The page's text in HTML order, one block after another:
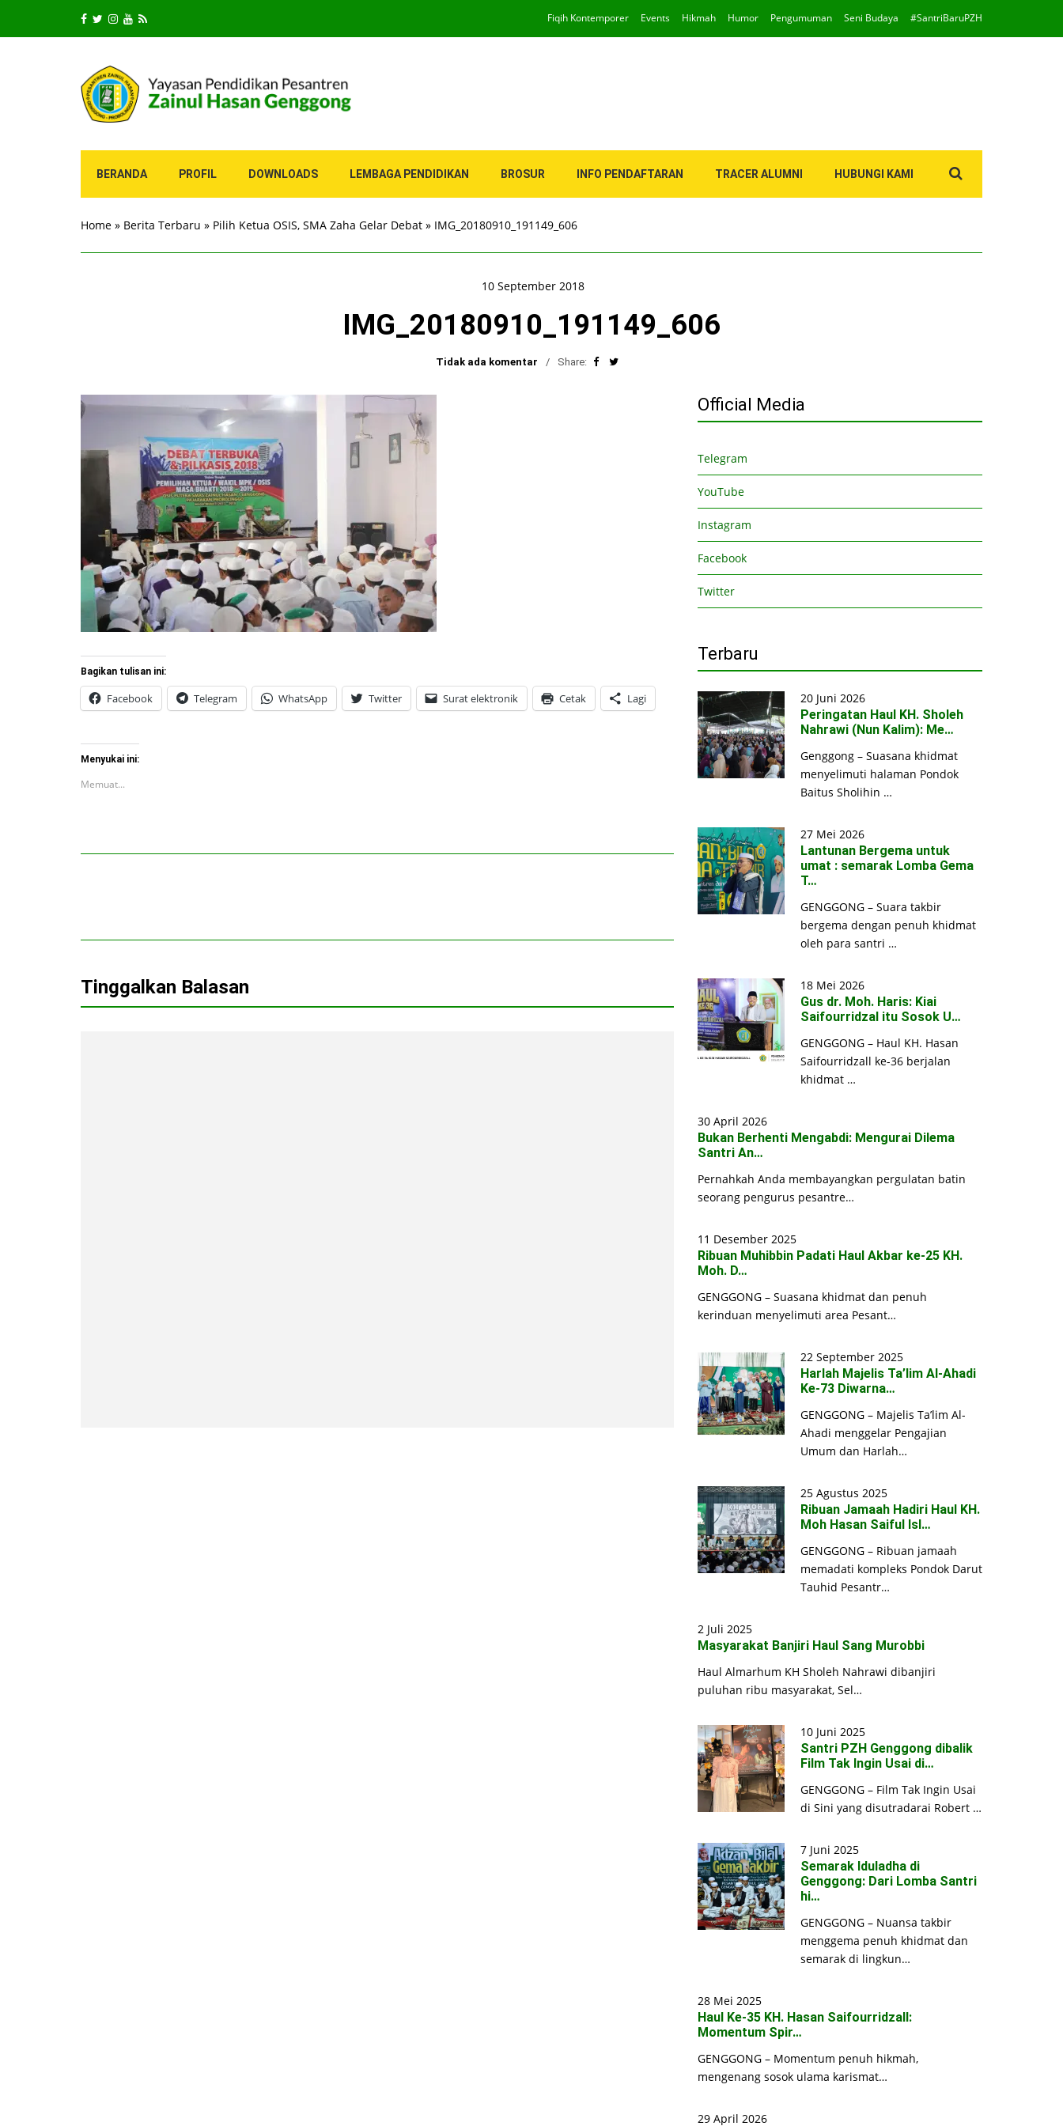
Fiqih Kontemporer Events Hikmah Humor Pengumuman Seni Budaya #SantriBaruPZH
BERANDA PROFIL DOWNLOADS LEMBAGA PENDIDIKAN BROSUR INFO PENDAFTARAN TRACER ALUMNI HUBUNGI KAMI
for:
Home » Berita Terbaru » Pilih Ketua OSIS, SMA Zaha Gelar Debat » IMG_20180910_191149_606
10 September 2018
IMG_20180910_191149_606
Tidak ada komentar Share:
Bagikan tulisan ini:
Facebook Telegram WhatsApp Twitter Surat elektronik Cetak Lagi
Menyukai ini:
Memuat...
Tinggalkan Balasan
Official Media
Telegram
YouTube
Instagram
Facebook
Twitter
Terbaru
20 Juni 2026
Peringatan Haul KH. Sholeh
Nahrawi (Nun Kalim): Me…
Genggong – Suasana khidmat
menyelimuti halaman Pondok
Baitus Sholihin …
27 Mei 2026
Lantunan Bergema untuk
umat : semarak Lomba Gema
T…
GENGGONG – Suara takbir
bergema dengan penuh khidmat
oleh para santri …
18 Mei 2026
Gus dr. Moh. Haris: Kiai
Saifourridzal itu Sosok U…
GENGGONG – Haul KH. Hasan
Saifourridzall ke-36 berjalan
khidmat …
30 April 2026
Bukan Berhenti Mengabdi: Mengurai Dilema
Santri An…
Pernahkah Anda membayangkan pergulatan batin
seorang pengurus pesantre…
11 Desember 2025
Ribuan Muhibbin Padati Haul Akbar ke-25 KH.
Moh. D…
GENGGONG – Suasana khidmat dan penuh
kerinduan menyelimuti area Pesant…
22 September 2025
Harlah Majelis Ta’lim Al-Ahadi
Ke-73 Diwarna…
GENGGONG – Majelis Ta’lim Al-
Ahadi menggelar Pengajian
Umum dan Harlah…
25 Agustus 2025
Ribuan Jamaah Hadiri Haul KH.
Moh Hasan Saiful Isl…
GENGGONG – Ribuan jamaah
memadati kompleks Pondok Darut
Tauhid Pesantr…
2 Juli 2025
Masyarakat Banjiri Haul Sang Murobbi
Haul Almarhum KH Sholeh Nahrawi dibanjiri
puluhan ribu masyarakat, Sel…
10 Juni 2025
Santri PZH Genggong dibalik
Film Tak Ingin Usai di…
GENGGONG – Film Tak Ingin Usai
di Sini yang disutradarai Robert …
7 Juni 2025
Semarak Iduladha di
Genggong: Dari Lomba Santri
hi…
GENGGONG – Nuansa takbir
menggema penuh khidmat dan
semarak di lingkun…
28 Mei 2025
Haul Ke-35 KH. Hasan Saifourridzall:
Momentum Spir…
GENGGONG – Momentum penuh hikmah,
mengenang sosok ulama karismat…
29 April 2026